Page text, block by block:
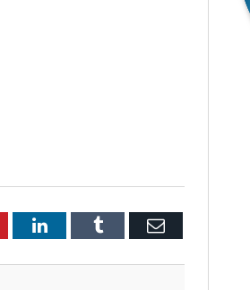
LinkedInTumblr Email